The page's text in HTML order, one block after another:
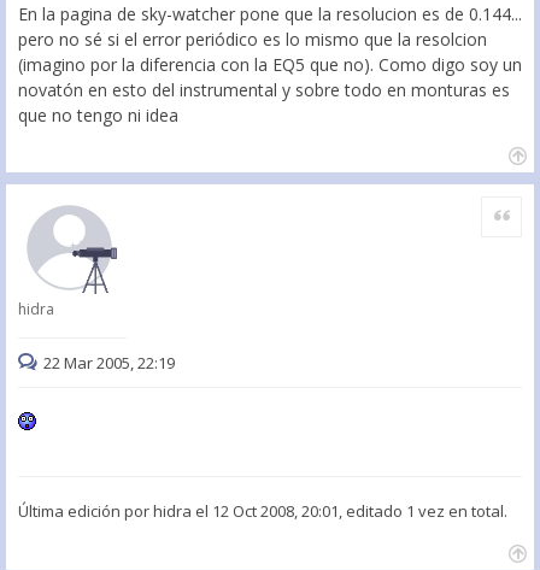
En la pagina de sky-watcher pone que la resolucion es de 0.144...
pero no sé si el error periódico es lo mismo que la resolcion
(imagino por la diferencia con la EQ5 que no). Como digo soy un
novatón en esto del instrumental y sobre todo en monturas es
que no tengo ni idea
hidra
Citar
22 Mar 2005, 22:19
Última edición porhidra el 12 Oct 2008, 20:01, editado 1 vez en total.